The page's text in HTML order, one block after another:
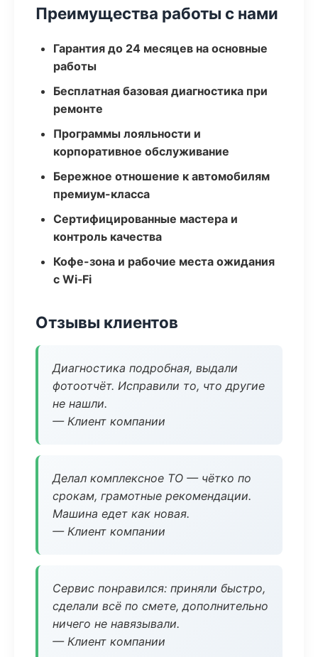
Преимущества работы с нами
Гарантия до 24 месяцев на основные
работы
Бесплатная базовая диагностика при
ремонте
Программы лояльности и
корпоративное обслуживание
Бережное отношение к автомобилям
премиум-класса
Сертифицированные мастера и
контроль качества
Кофе-зона и рабочие места ожидания
с Wi‑Fi
Отзывы клиентов
Диагностика подробная, выдали
фотоотчёт. Исправили то, что другие
не нашли.
— Клиент компании
Делал комплексное ТО — чётко по
срокам, грамотные рекомендации.
Машина едет как новая.
— Клиент компании
Сервис понравился: приняли быстро,
сделали всё по смете, дополнительно
ничего не навязывали.
— Клиент компании